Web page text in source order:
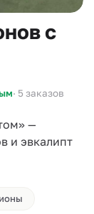
с
· 5 заказов
—
и эвкалипт